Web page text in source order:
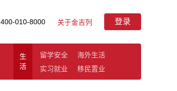
400-010-8000 关于金吉列 登录
生
活
留学安全
海外生活
实习就业
移民置业